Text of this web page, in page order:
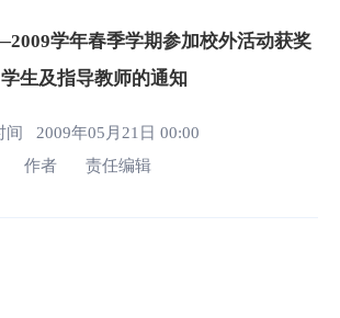
学年春季学期参加校外活动获奖
学生及指导教师的通知
间 2009年05月21日 00:00
作者
责任编辑